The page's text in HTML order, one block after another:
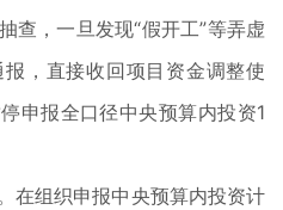
查，一旦发现“假开工”等弄虚
，直接收回项目资金调整使
申报全口径中央预算内投资1
组织申报中央预算内投资计